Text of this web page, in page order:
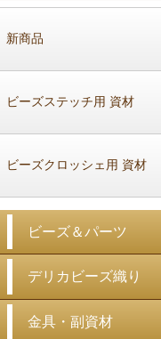
新商品
ビーズステッチ用 資材
ビーズクロッシェ用 資材
ビーズ＆パーツ
デリカビーズ織り
金具・副資材